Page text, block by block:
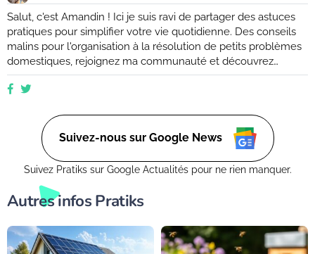
Salut, c'est Amandin ! Ici je suis ravi de partager des astuces
pratiques pour simplifier votre vie quotidienne. Des conseils
malins pour l'organisation à la résolution de petits problèmes
domestiques, rejoignez ma communauté et découvrez
comment rendre votre quotidien plus facile et plus efficace.
Que vous soyez novice ou expert, ensemble, nous
tous les jours. (Retrouvez moi aussi sur Ctendance.fr)
Suivez-nous sur Google News
Suivez Pratiks sur Google Actualités pour ne rien manquer.
Autres infos Pratiks